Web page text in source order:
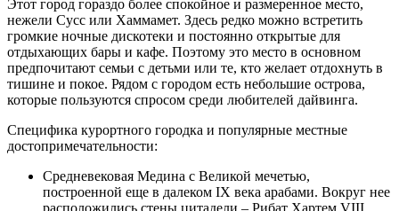
Этот город гораздо более спокойное и размеренное место,
нежели Сусс или Хаммамет. Здесь редко можно встретить
громкие ночные дискотеки и постоянно открытые для
отдыхающих бары и кафе. Поэтому это место в основном
предпочитают семьи с детьми или те, кто желает отдохнуть в
тишине и покое. Рядом с городом есть небольшие острова,
которые пользуются спросом среди любителей дайвинга.
Специфика курортного городка и популярные местные
достопримечательности:
Средневековая Медина с Великой мечетью,
построенной еще в далеком IX века арабами. Вокруг нее
расположились стены цитадели – Рибат Хартем VIII